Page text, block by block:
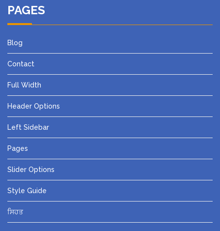
PAGES
Blog
Contact
Full Width
Header Options
Left Sidebar
Pages
Slider Options
Style Guide
ਸਿਹਤ